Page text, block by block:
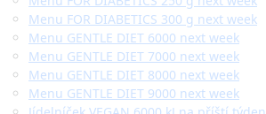
Menu FOR DIABETICS 300 g next week
Menu GENTLE DIET 6000 next week
Menu GENTLE DIET 7000 next week
Menu GENTLE DIET 8000 next week
Menu GENTLE DIET 9000 next week